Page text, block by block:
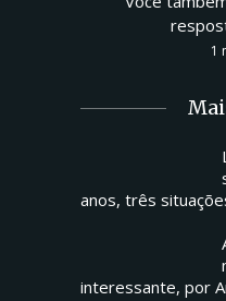
1
anos, três
interessante, por